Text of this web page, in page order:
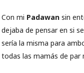
Con mi Padawan sin
dejaba de pensar en si
sería la misma para
todas las mamás de par